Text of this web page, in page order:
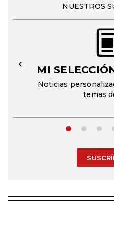
NUESTROS
MI
Noticias
temas
←